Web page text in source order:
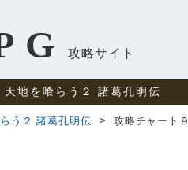
攻略サイト
地を喰らう２ 諸葛孔明伝
う２ 諸葛孔明伝 攻略チャート９